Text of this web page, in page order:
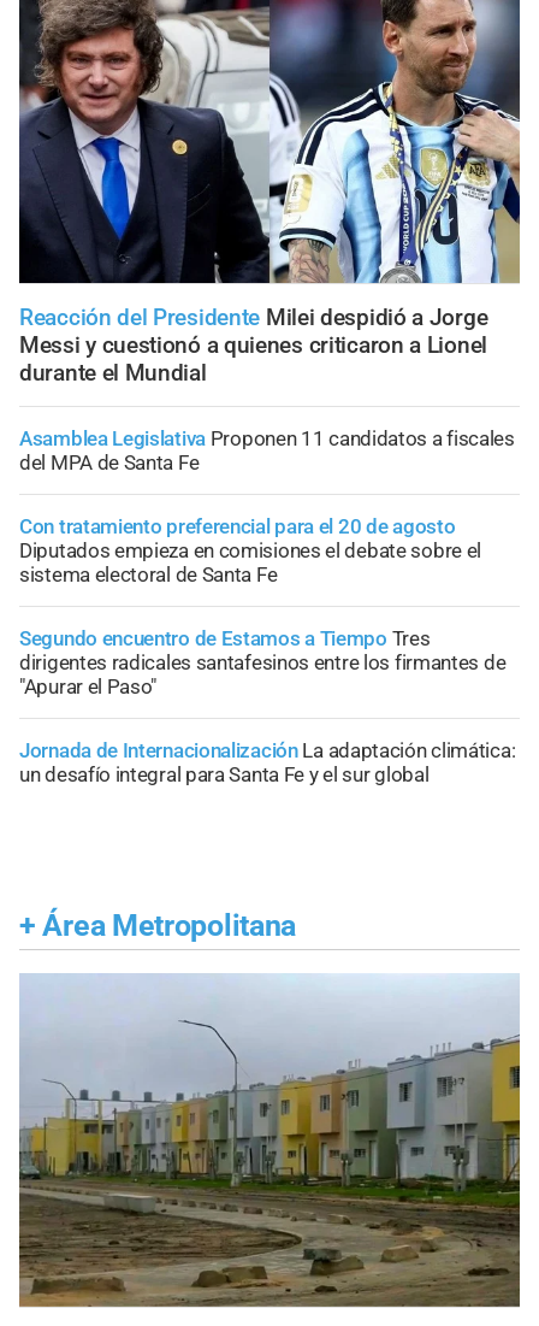
Reacción del Presidente Milei despidió a Jorge
Messi y cuestionó a quienes criticaron a Lionel
durante el Mundial
Asamblea Legislativa Proponen 11 candidatos a fiscales
del MPA de Santa Fe
Con tratamiento preferencial para el 20 de agosto
Diputados empieza en comisiones el debate sobre el
sistema electoral de Santa Fe
Segundo encuentro de Estamos a Tiempo Tres
dirigentes radicales santafesinos entre los firmantes de
"Apurar el Paso"
Jornada de Internacionalización La adaptación climática:
un desafío integral para Santa Fe y el sur global
+ Área Metropolitana